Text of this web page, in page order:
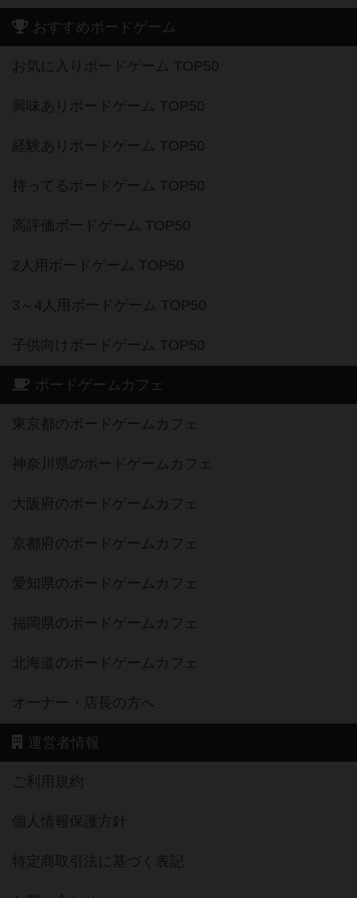
おすすめボードゲーム
お気に入りボードゲーム TOP50
興味ありボードゲーム TOP50
経験ありボードゲーム TOP50
持ってるボードゲーム TOP50
高評価ボードゲーム TOP50
2人用ボードゲーム TOP50
3～4人用ボードゲーム TOP50
子供向けボードゲーム TOP50
ボードゲームカフェ
東京都のボードゲームカフェ
神奈川県のボードゲームカフェ
大阪府のボードゲームカフェ
京都府のボードゲームカフェ
愛知県のボードゲームカフェ
福岡県のボードゲームカフェ
北海道のボードゲームカフェ
オーナー・店長の方へ
運営者情報
ご利用規約
個人情報保護方針
特定商取引法に基づく表記